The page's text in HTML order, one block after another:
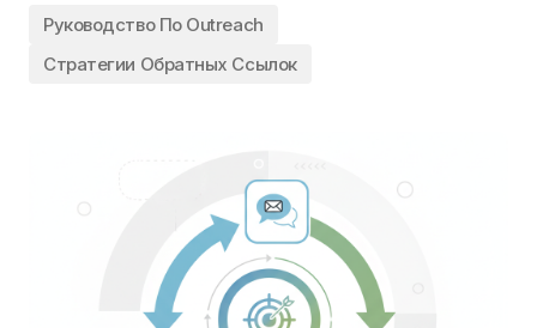
Руководство По Outreach
Стратегии Обратных Ссылок